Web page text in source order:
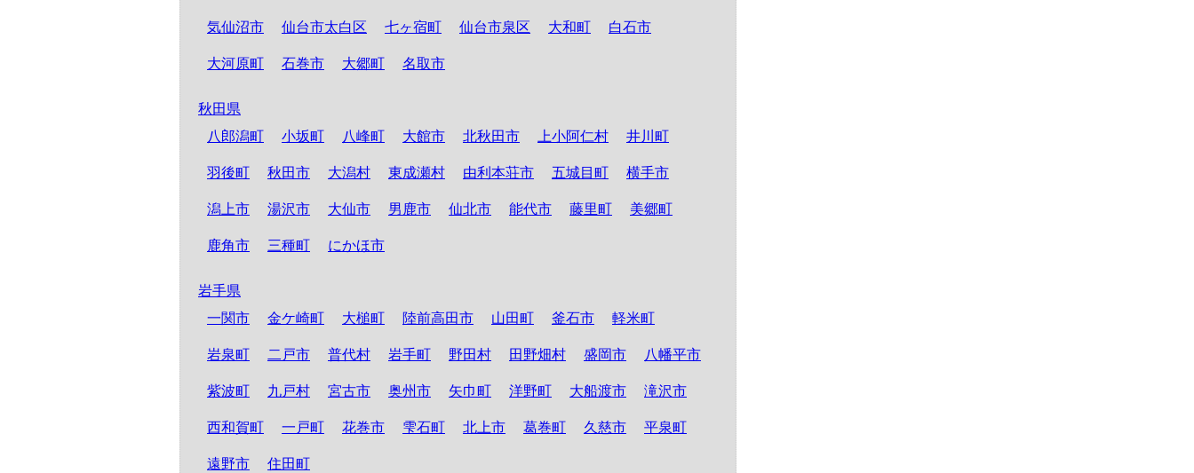
気仙沼市 仙台市太白区 七ヶ宿町 仙台市泉区 大和町 白石市
大河原町 石巻市 大郷町 名取市
秋田県
八郎潟町
小坂町 八峰町 大館市 北秋田市 上小阿仁村 井川町
羽後町 秋田市 大潟村 東成瀬村 由利本荘市 五城目町 横手市
潟上市 湯沢市 大仙市 男鹿市 仙北市 能代市 藤里町 美郷町
鹿角市 三種町 にかほ市
岩手県
一関市
金ケ崎町 大槌町 陸前高田市 山田町 釜石市 軽米町
岩泉町 二戸市 普代村 岩手町 野田村 田野畑村 盛岡市 八幡平市
紫波町 九戸村 宮古市 奥州市 矢巾町 洋野町 大船渡市 滝沢市
西和賀町 一戸町 花巻市 雫石町 北上市 葛巻町 久慈市 平泉町
遠野市 住田町